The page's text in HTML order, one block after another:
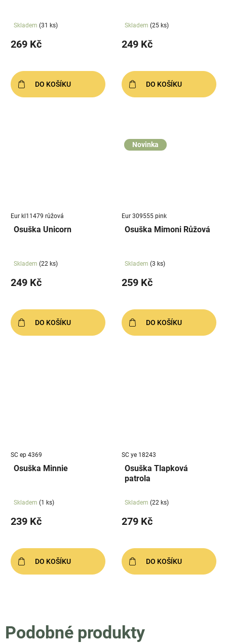
Skladem (31 ks)
269 Kč
DO KOŠÍKU
Skladem (25 ks)
249 Kč
DO KOŠÍKU
Eur kl11479 růžová
Osuška Unicorn
Skladem (22 ks)
249 Kč
DO KOŠÍKU
Novinka
Eur 309555 pink
Osuška Mimoni Růžová
Skladem (3 ks)
259 Kč
DO KOŠÍKU
SC ep 4369
Osuška Minnie
Skladem (1 ks)
239 Kč
DO KOŠÍKU
SC ye 18243
Osuška Tlapková
patrola
Skladem (22 ks)
279 Kč
DO KOŠÍKU
Podobné produkty